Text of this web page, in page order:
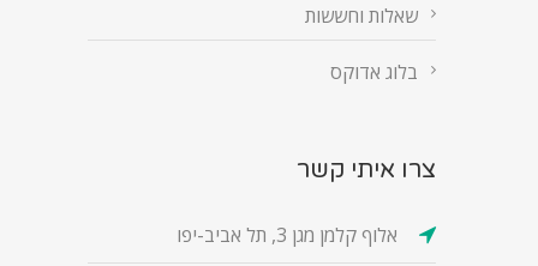
שאלות וחששות
בלוג אדוקס
צרו איתי קשר
אלוף קלמן מגן 3, תל אביב-יפו